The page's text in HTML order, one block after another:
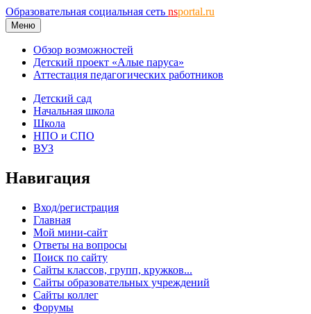
Образовательная социальная сеть nsportal.ru
Меню
Обзор возможностей
Детский проект «Алые паруса»
Аттестация педагогических работников
Детский сад
Начальная школа
Школа
НПО и СПО
ВУЗ
Навигация
Вход/регистрация
Главная
Мой мини-сайт
Ответы на вопросы
Поиск по сайту
Сайты классов, групп, кружков...
Сайты образовательных учреждений
Сайты коллег
Форумы